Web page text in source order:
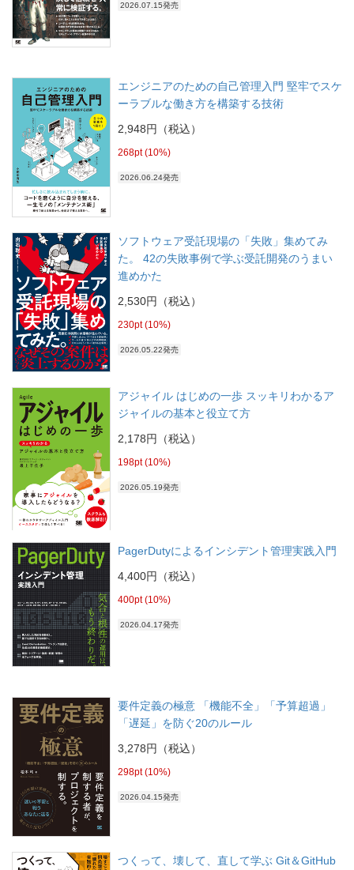
2026.07.15発売
エンジニアのための自己管理入門 堅牢でスケ
ーラブルな働き方を構築する技術
2,948円（税込）
268pt (10%)
2026.06.24発売
ソフトウェア受託現場の「失敗」集めてみ
た。 42の失敗事例で学ぶ受託開発のうまい
進めかた
2,530円（税込）
230pt (10%)
2026.05.22発売
アジャイル はじめの一歩 スッキリわかるア
ジャイルの基本と役立て方
2,178円（税込）
198pt (10%)
2026.05.19発売
PagerDutyによるインシデント管理実践入門
4,400円（税込）
400pt (10%)
2026.04.17発売
要件定義の極意 「機能不全」「予算超過」
「遅延」を防ぐ20のルール
3,278円（税込）
298pt (10%)
2026.04.15発売
つくって、壊して、直して学ぶ Git＆GitHub